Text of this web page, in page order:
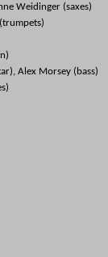
Weidinger (saxes)
Alex Morsey (bass)